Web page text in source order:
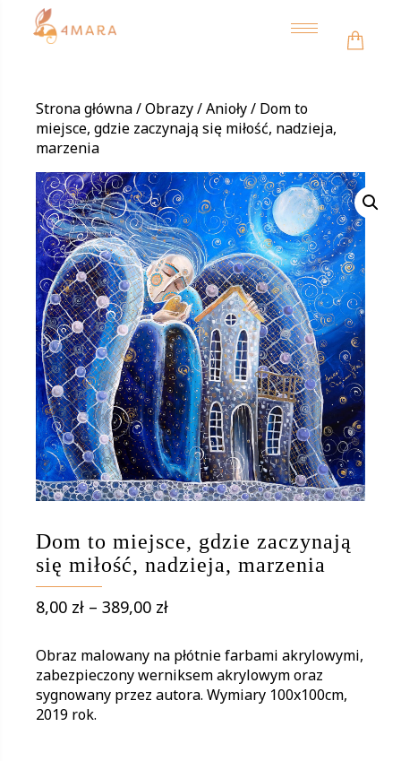
Toggle
navigation
Strona główna/Obrazy/Anioły/ Dom to
miejsce, gdzie zaczynają się miłość, nadzieja,
marzenia
Dom to miejsce, gdzie zaczynają
się miłość, nadzieja, marzenia
8,00 zł – 389,00 złZakres
od
8,00 zł
do
Obraz malowany na płótnie farbami akrylowymi,
zabezpieczony werniksem akrylowym oraz
sygnowany przez autora. Wymiary 100x100cm,
2019 rok.